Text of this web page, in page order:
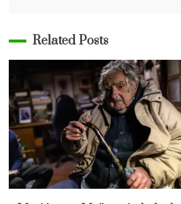
Related Posts